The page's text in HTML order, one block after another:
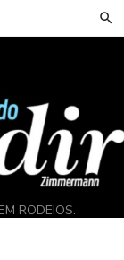
RODEIOS.